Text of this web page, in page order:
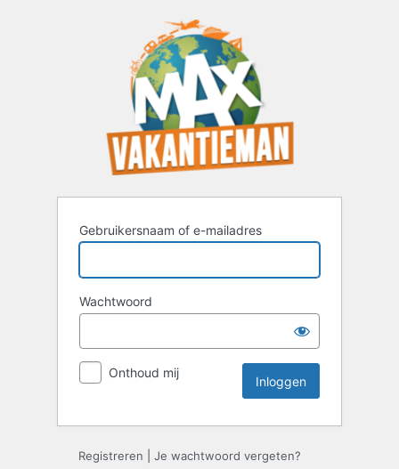
Gebruikersnaam of e-mailadres
Wachtwoord
Onthoud mij
Registreren Je wachtwoord vergeten?